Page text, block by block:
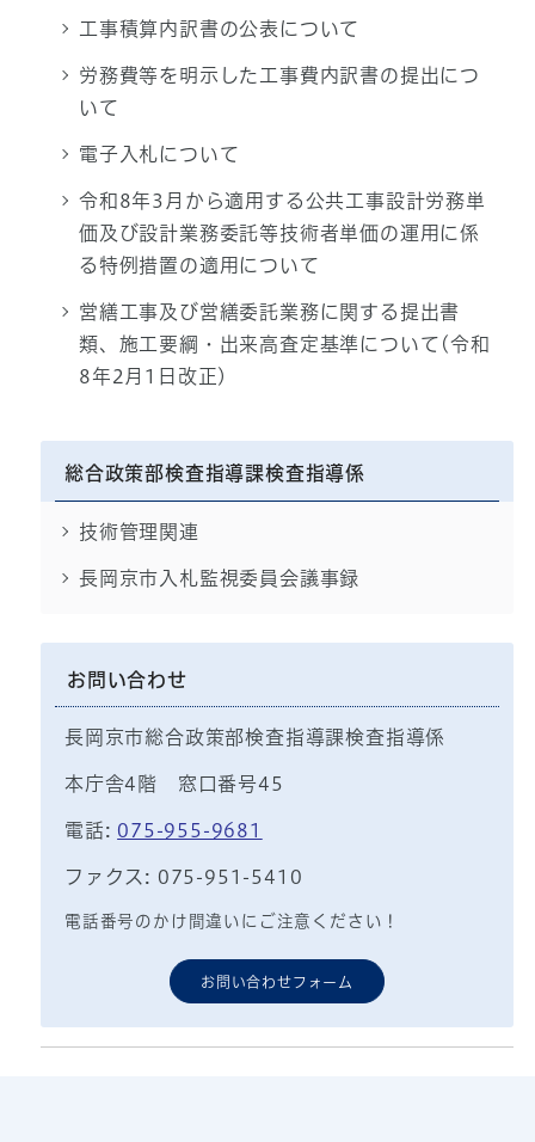
工事積算内訳書の公表について
労務費等を明示した工事費内訳書の提出につ
いて
電子入札について
令和8年3月から適用する公共工事設計労務単
価及び設計業務委託等技術者単価の運用に係
る特例措置の適用について
営繕工事及び営繕委託業務に関する提出書
類、施工要綱・出来高査定基準について(令和
8年2月1日改正)
総合政策部検査指導課検査指導係
技術管理関連
長岡京市入札監視委員会議事録
お問い合わせ
長岡京市総合政策部検査指導課検査指導係
本庁舎4階 窓口番号45
電話: 075-955-9681
ファクス: 075-951-5410
電話番号のかけ間違いにご注意ください！
お問い合わせフォーム